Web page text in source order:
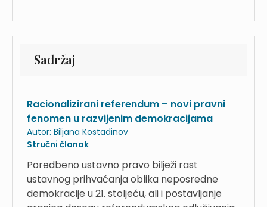
Sadržaj
Racionalizirani referendum – novi pravni
fenomen u razvijenim demokracijama
Autor: Biljana Kostadinov
Stručni članak
Poredbeno ustavno pravo bilježi rast
ustavnog prihvaćanja oblika neposredne
demokracije u 21. stoljeću, ali i postavljanje